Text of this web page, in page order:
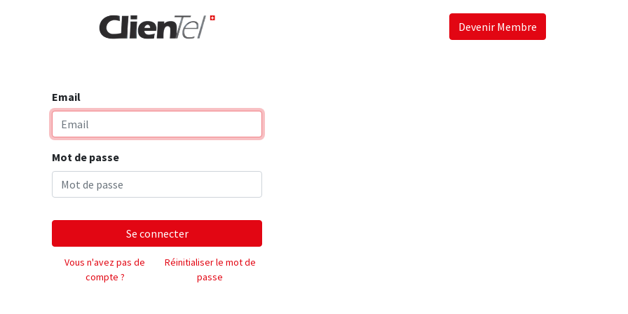
Devenir Membre
Email
Mot de passe
Se connecter
Vous n'avez pas de
compte ?
Réinitialiser le mot de
passe